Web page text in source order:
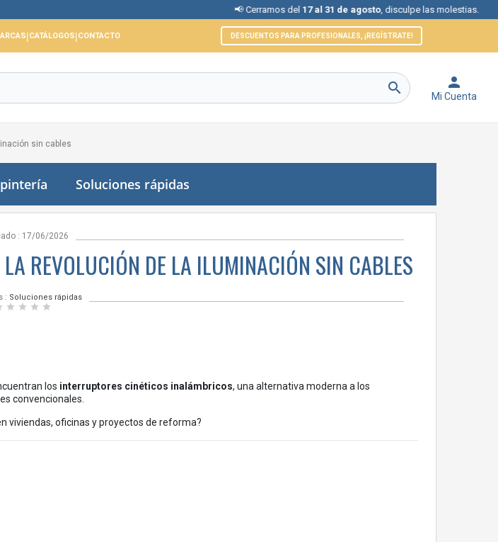
📢 Cerramos del17 al 31 de agosto , disculpe las molestias.
|CATÁLOGOS|CONTACTO DESCUENTOS PARA PROFESIONALES, ¡REGÍSTRATE!
 
Mi Cuenta
sin cables
Soluciones rápidas
: 17/06/2026
REVOLUCIÓN DE LA ILUMINACIÓN SIN CABLES
: Soluciones rápidas
star star star star
los interruptores cinéticos inalámbricos, una alternativa moderna a los
convencionales.
viviendas, oficinas y proyectos de reforma?